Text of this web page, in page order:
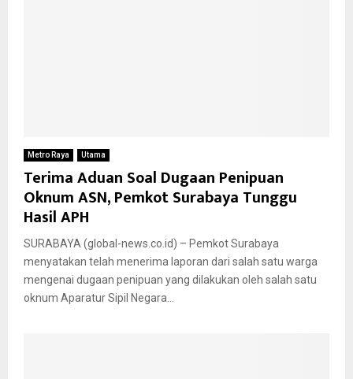
Metro Raya Utama
Terima Aduan Soal Dugaan Penipuan
Oknum ASN, Pemkot Surabaya Tunggu
Hasil APH
SURABAYA (global-news.co.id) – Pemkot Surabaya
menyatakan telah menerima laporan dari salah satu warga
mengenai dugaan penipuan yang dilakukan oleh salah satu
oknum Aparatur Sipil Negara...